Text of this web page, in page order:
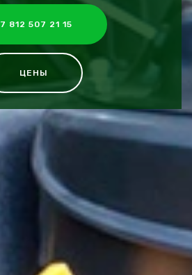
812 507 21 15
ЦЕНЫ